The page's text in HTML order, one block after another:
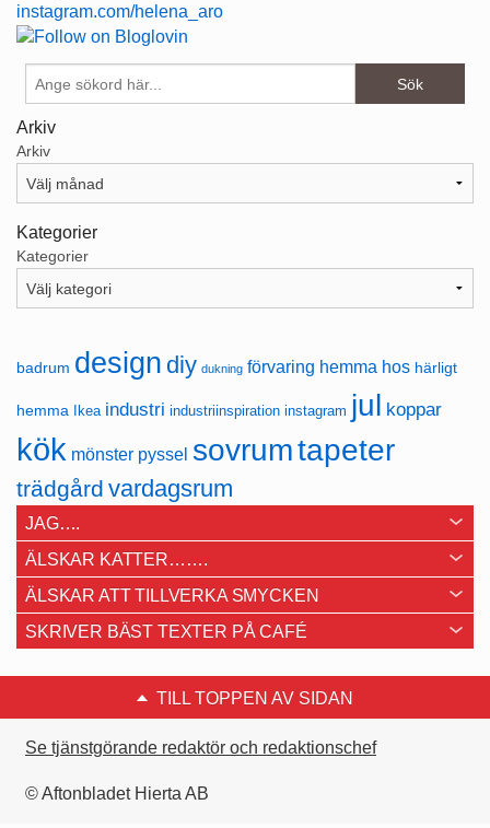
instagram.com/helena_aro
Arkiv
Arkiv
Kategorier
Kategorier
badrum design diy dukning förvaring hemma hos härligt
hemma Ikea industri industriinspiration instagram jul koppar
kök mönster pyssel sovrumtapeter
trädgård vardagsrum
JAG….
ÄLSKAR KATTER…….
ÄLSKAR ATT TILLVERKA SMYCKEN
SKRIVER BÄST TEXTER PÅ CAFÉ
TILL TOPPEN AV SIDAN
Se tjänstgörande redaktör och redaktionschef
© Aftonbladet Hierta AB